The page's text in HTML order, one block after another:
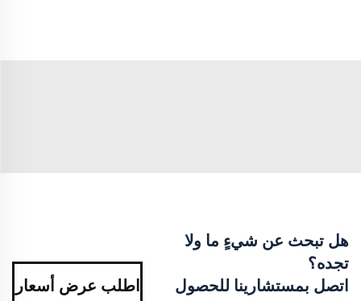
هل تبحث عن شيءٍ ما ولا
تجده؟
اتصل بمستشارينا للحصول
اطلب عرض أسعار